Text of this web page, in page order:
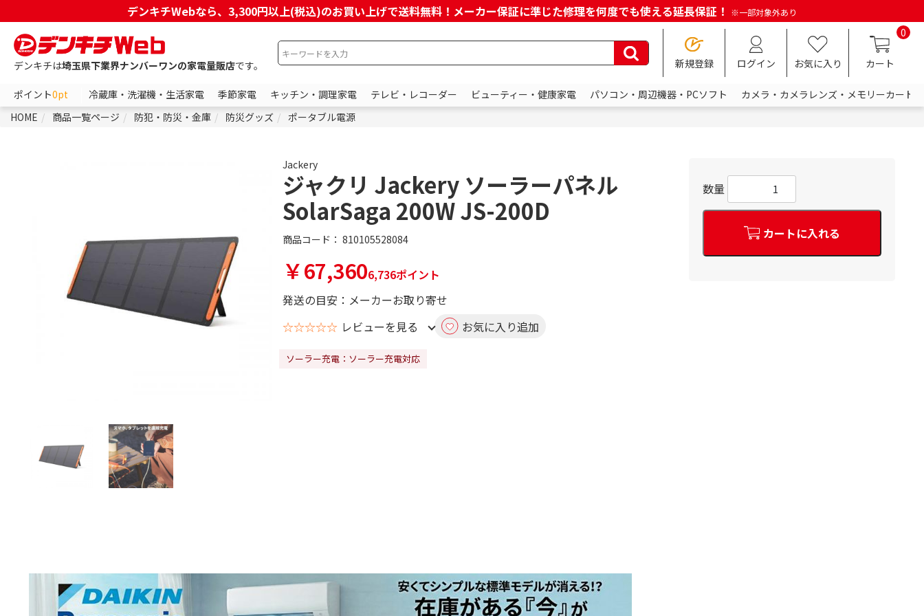
デンキチWebなら、3,300円以上(税込)のお買い上げで送料無料！メーカー保証に準じた修理を何度でも使える延長保証！ ※一部対象外あり
デンキチは埼玉県下業界ナンバーワンの家電量販店です。 新規登録 ログイン お気に入り
0
カート
ポイント0pt 冷蔵庫・洗濯機・生活家電 季節家電 キッチン・調理家電 テレビ・レコーダー ビューティー・健康家電 パソコン・周辺機器・PCソフト
カメラ・カメラレンズ・メモリーカード
HOME
商品一覧ページ 防犯・防災・金庫 防災グッズ ポータブル電源
Jackery
ジャクリ Jackery ソーラーパネル
SolarSaga 200W JS-200D
商品コード： 810105528084
￥67,3606,736ポイント
発送の目安：メーカーお取り寄せ
☆☆☆☆☆ レビューを見る お気に入り追加
ソーラー充電：ソーラー充電対応
数量
カートに入れる